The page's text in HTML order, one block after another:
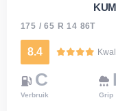
175 / 65 R 14 86T
8.4
C
Verbruik Grip